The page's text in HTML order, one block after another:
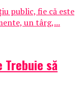
public, fie că este
un târg,...
Trebuie să